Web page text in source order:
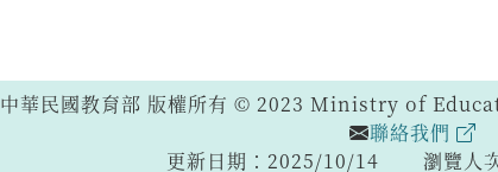
中華民國教育部 版權所有 © 2023 Ministry of
聯絡我們
更新日期：2025/10/14
瀏覽人